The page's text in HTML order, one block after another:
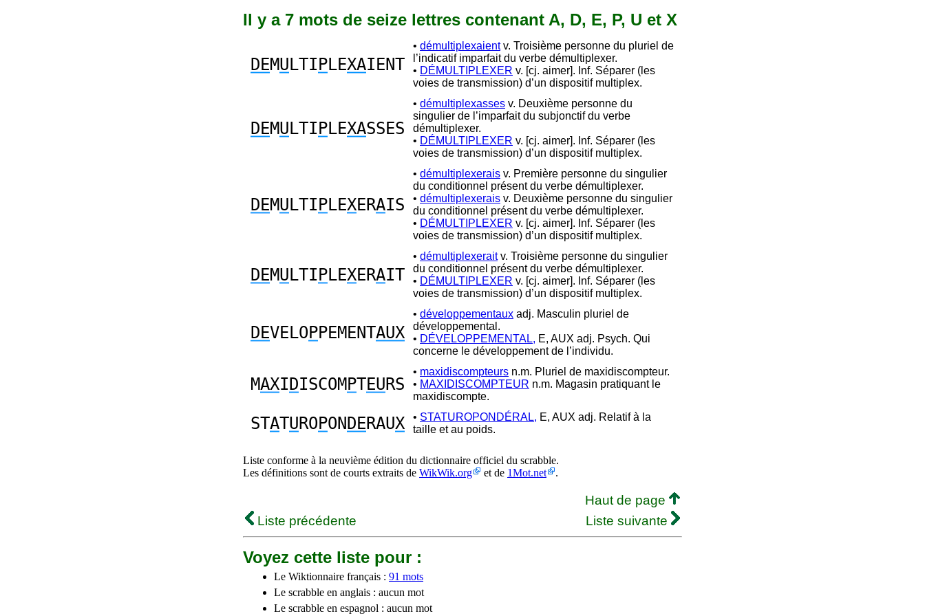
Il y a 7 mots de seize lettres contenant A, D, E, P, U et X
DEMU LTI PLEXAIENT
• démultiplexaientv. Troisième personne du pluriel de
l’indicatif imparfait du verbe démultiplexer.
• DÉMULTIPLEXER v. [cj. aimer]. Inf. Séparer (les
voies de transmission) d’un dispositif multiplex.
DEMU LTI PLEXASSES
• démultiplexasses v. Deuxième personne du
singulier de l’imparfait du subjonctif du verbe
démultiplexer.
• DÉMULTIPLEXER v. [cj. aimer]. Inf. Séparer (les
voies de transmission) d’un dispositif multiplex.
DEMU LTI PLEXERAIS
• démultiplexerais v. Première personne du singulier
du conditionnel présent du verbe démultiplexer.
• démultiplexerais v. Deuxième personne du singulier
du conditionnel présent du verbe démultiplexer.
• DÉMULTIPLEXER v. [cj. aimer]. Inf. Séparer (les
voies de transmission) d’un dispositif multiplex.
DEMU LTI PLEXERAIT
• démultiplexeraitv. Troisième personne du singulier
du conditionnel présent du verbe démultiplexer.
• DÉMULTIPLEXER v. [cj. aimer]. Inf. Séparer (les
voies de transmission) d’un dispositif multiplex.
DEVELOPPEMENTAUX
• développementaux adj. Masculin pluriel de
développemental.
• DÉVELOPPEMENTAL, E, AUX adj. Psych. Qui
concerne le développement de l’individu.
MAXI DISCOM PTEURS
• maxidiscompteurs n.m. Pluriel de maxidiscompteur.
• MAXIDISCOMPTEUR n.m. Magasin pratiquant le
maxidiscompte.
STATUROPON DERAUX • STATUROPONDÉRAL, E, AUX adj. Relatif à la
taille et au poids.
Liste conforme à la neuvième édition du dictionnaire officiel du scrabble.
Les définitions sont de courts extraits de WikWik.org et de 1Mot.net .
Haut de page
Liste précédente
Liste suivante
Voyez cette liste pour :
Le Wiktionnaire français : 91 mots
Le scrabble en anglais : aucun mot
Le scrabble en espagnol : aucun mot